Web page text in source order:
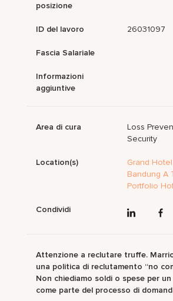
posizione
ID del lavoro 26031097
Fascia Salariale
Informazioni
aggiuntive
Area di cura
Loss
Security
Location(s)
Grand
Bandung A
Portfolio
Condividi
Attenzione a reclutare truffe.
una politica di reclutamento “no
Non chiediamo soldi o spese per
come parte del processo di